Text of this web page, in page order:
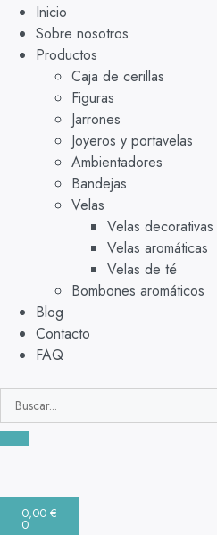
Inicio
Sobre nosotros
Productos
Caja de cerillas
Figuras
Jarrones
Joyeros y portavelas
Ambientadores
Bandejas
Velas
Velas decorativas
Velas aromáticas
Velas de té
Bombones aromáticos
Blog
Contacto
FAQ
0,00 €
0